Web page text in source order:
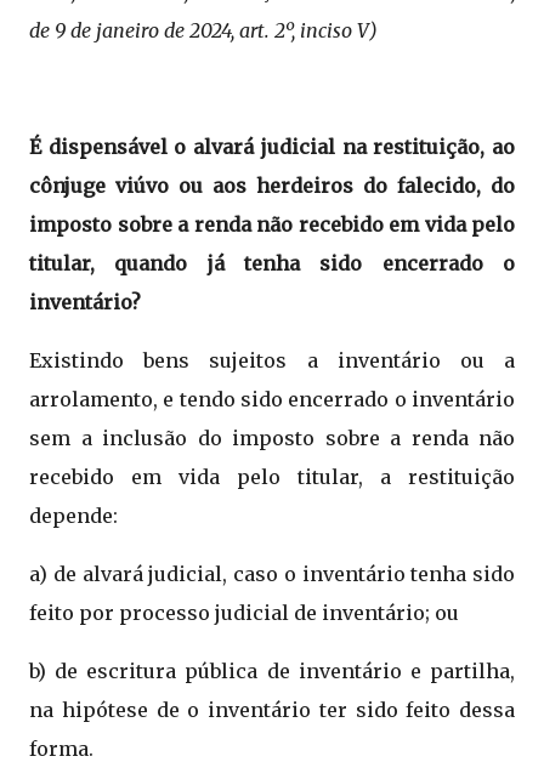
de 9 de janeiro de 2024, art. 2º, inciso V)
É dispensável o alvará judicial na restituição, ao
cônjuge viúvo ou aos herdeiros do falecido, do
imposto sobre a renda não recebido em vida pelo
titular, quando já tenha sido encerrado o
inventário?
Existindo bens sujeitos a inventário ou a
arrolamento, e tendo sido encerrado o inventário
sem a inclusão do imposto sobre a renda não
recebido em vida pelo titular, a restituição
depende:
a) de alvará judicial, caso o inventário tenha sido
feito por processo judicial de inventário; ou
b) de escritura pública de inventário e partilha,
na hipótese de o inventário ter sido feito dessa
forma.